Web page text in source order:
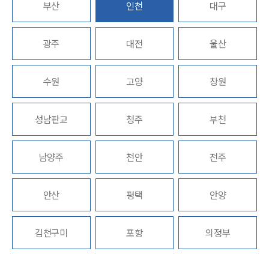
기업의뢰인을 위한 장점
업무협력·법률자문 기업
글로벌 파트너 로펌
고객의 소리
AI대륜
INSIGHT
주요 업무사례
기업 인사이트
법률정보
법률지식인
고객후기
NEWS
부산 인천 대구
광주 대전 울산
수원 고양 창원
성남판교 청주 부천
남양주 천안 전주
안산 평택 안양
김천구미 포항 의정부